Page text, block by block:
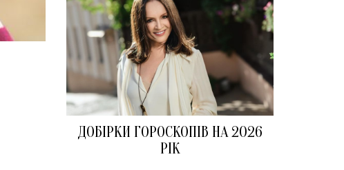
ДОБІРКИ ГОРОСКОПІВ НА 2026
РІК